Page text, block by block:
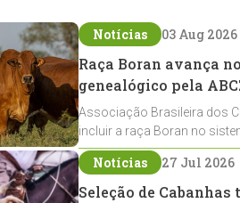
Notícias 03 Aug 2026
Raça Boran avança
genealógico pela
Associação Brasileira dos
incluir a raça Boran no
expansão na pecuária
Notícias 27 Jul 2026
Seleção de